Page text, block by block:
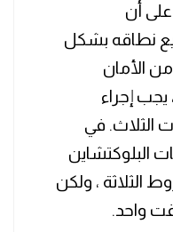
أن
نطاقه بشكل
الأمان
يجب إجراء
الثلاث. في
البلوكتشاين
الثلاثة ، ولكن
واحد.